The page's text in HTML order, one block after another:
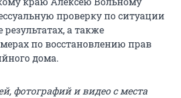
проверку по ситуации
а также
по восстановлению прав
дома.
фотографий и видео с места